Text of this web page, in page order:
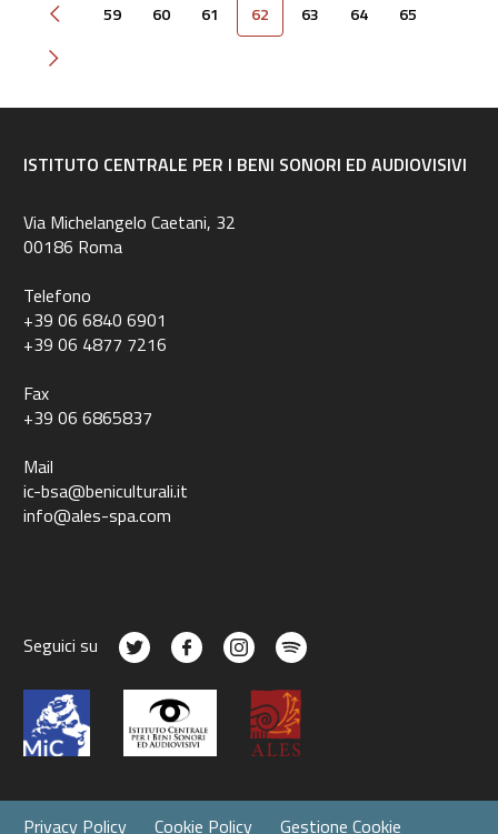
Pagina precedente
59 60 61 62 63 64 65
Pagina successiva
ISTITUTO CENTRALE PER I BENI SONORI ED AUDIOVISIVI
Via Michelangelo Caetani, 32
00186 Roma
Telefono
+39 06 6840 6901
+39 06 4877 7216
Fax
+39 06 6865837
Mail
ic-bsa@beniculturali.it
info@ales-spa.com
Seguici su
Privacy Policy Cookie Policy Gestione Cookie